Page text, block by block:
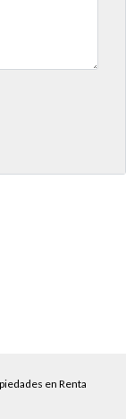
en Renta